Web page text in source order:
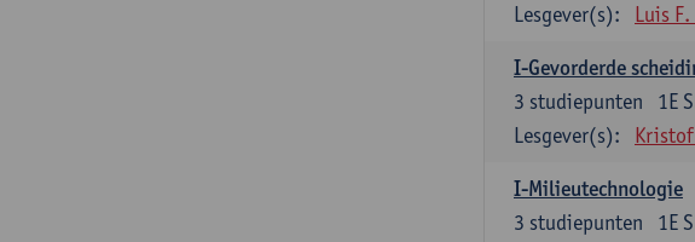
Lesgever(s):
Luis
I-Gevorderde
1E
3 studiepunten
Lesgever(s):
I-Milieutechnologie
1E
3 studiepunten